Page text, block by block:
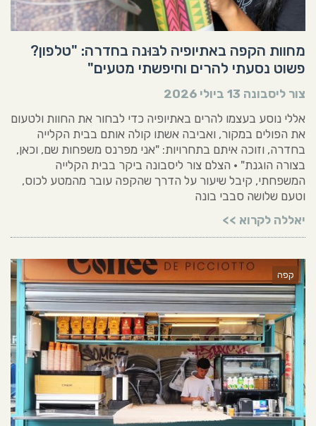
מחוות הקפה באתיופיה לבּוּנה בחדרה: "טלפון?
פשוט נסעתי להרים וחיפשתי מטעים"
צור ליסבונה 13 ביולי 2026
אללי נוסע בעצמו להרים באתיופיה כדי לבחור את החוות ולטעום
את הפולים במקור, ואביבה אשתו קולה אותם בבית הקלייה
בחדרה, וזוכה איתם בתחרויות: "אני מפרנס משפחות שם, וכאן,
בצורה הוגנת" • הצלם צור ליסבונה ביקר בבית הקלייה
המשפחתי, קיבל שיעור על הדרך שהקפה עובר מהמטע לכוס,
וטעם שלושה סבבי בונה
יאללה לקרוא >>
קפה